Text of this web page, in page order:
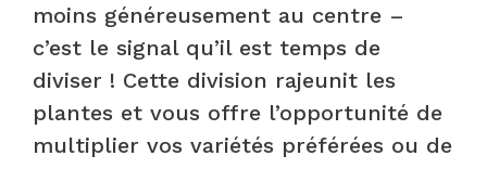
moins généreusement au centre –
c’est le signal qu’il est temps de
diviser ! Cette division rajeunit les
plantes et vous offre l’opportunité de
multiplier vos variétés préférées ou de